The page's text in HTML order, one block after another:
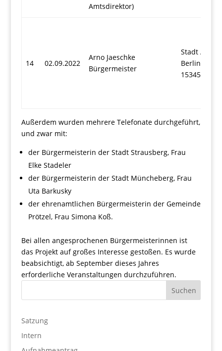
Amtsdirektor)
14 02.09.2022
Arno Jaeschke
Bürgermeister
Stadt
Berliner
15345
Außerdem wurden mehrere Telefonate durchgeführt,
und zwar mit:
der Bürgermeisterin der Stadt Strausberg, Frau
Elke Stadeler
der Bürgermeisterin der Stadt Müncheberg, Frau
Uta Barkusky
der ehrenamtlichen Bürgermeisterin der Gemeinde
Prötzel, Frau Simona Koß.
Bei allen angesprochenen Bürgermeisterinnen ist
das Projekt auf großes Interesse gestoßen. Es wurde
beabsichtigt, ab September dieses Jahres
erforderliche Veranstaltungen durchzuführen.
Satzung
Intern